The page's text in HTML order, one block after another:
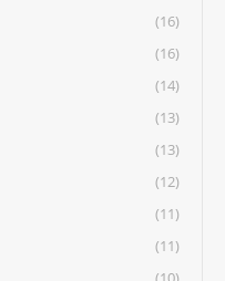
(16)
(16)
(14)
(13)
(13)
(12)
(11)
(11)